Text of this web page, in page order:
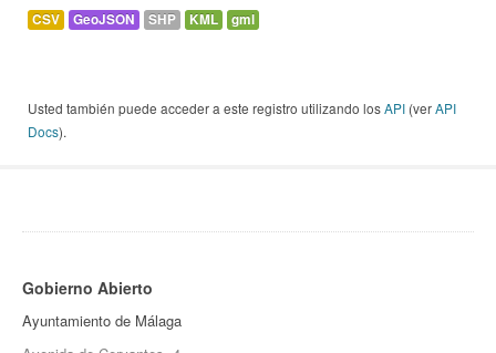
CSV GeoJSON SHP KML gml
Usted también puede acceder a este registro utilizando losAPI (verAPI
Docs).
Gobierno Abierto
Ayuntamiento de Málaga